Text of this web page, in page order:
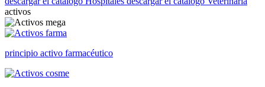
activos
principio activo farmacéutico